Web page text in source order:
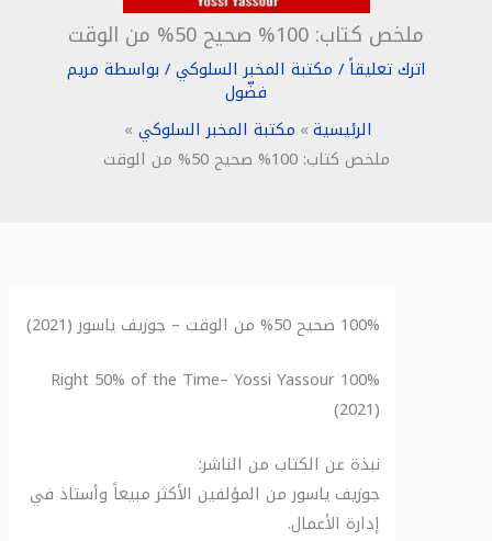
ملخص كتاب: 100% صحيح 50% من الوقت
اترك تعليقاً/مكتبة المخبر السلوكي/ بواسطةمريم
فضّول
الرئيسية مكتبة المخبر السلوكي
ملخص كتاب: 100% صحيح 50% من الوقت
100% صحيح 50% من الوقت – جوزيف ياسور (2021)
100% Right 50% of the Time– Yossi Yassour
(2021)
نبذة عن الكتاب من الناشر:
جوزيف ياسور من المؤلفين الأكثر مبيعاً وأستاذ في
إدارة الأعمال.